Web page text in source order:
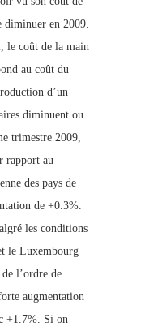
diminuer en 2009.
le coût de la main
au coût du
d’un
diminuent ou
trimestre 2009,
rapport au
des pays de
de +0.3%.
les conditions
le Luxembourg
l’ordre de
augmentation
+1.7%. Si on